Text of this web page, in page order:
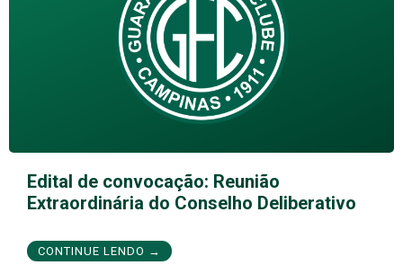
Edital de convocação: Reunião
Extraordinária do Conselho Deliberativo
CONTINUE LENDO →